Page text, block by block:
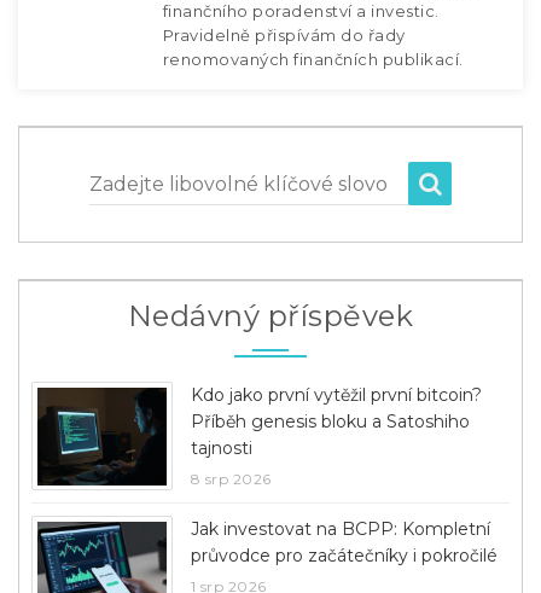
finančního poradenství a investic.
Pravidelně přispívám do řady
renomovaných finančních publikací.
Zadejte libovolné klíčové slovo
Nedávný příspěvek
Kdo jako první vytěžil první bitcoin?
Příběh genesis bloku a Satoshiho
tajnosti
8 srp 2026
Jak investovat na BCPP: Kompletní
průvodce pro začátečníky i pokročilé
1 srp 2026